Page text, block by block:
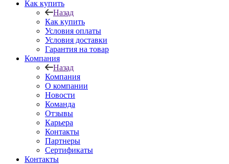
Как купить
Назад
Как купить
Условия оплаты
Условия доставки
Гарантия на товар
Компания
Назад
Компания
О компании
Новости
Команда
Отзывы
Карьера
Контакты
Партнеры
Сертификаты
Контакты